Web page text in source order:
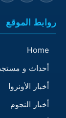
روابط الموقع
Home
أحداث و
أخبار الأونروا
أخبار النجوم